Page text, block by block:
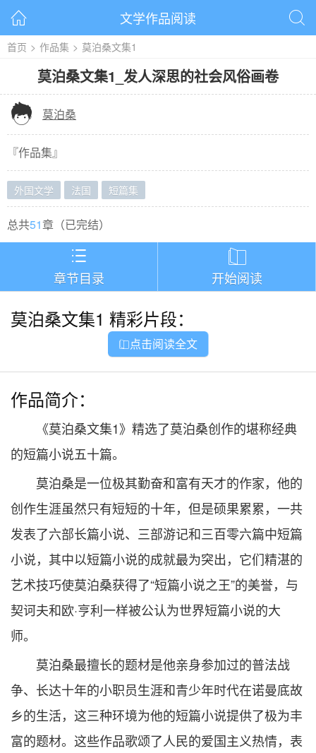
 文学作品阅读 
首页 > 作品集 > 莫泊桑文集1
莫泊桑文集1 发人深思的社会风俗画卷
 莫泊桑
『作品集』
外国文学 法国 短篇集
总共51章（已完结）

章节目录

开始阅读
莫泊桑文集1 精彩片段：
点击阅读全文
作品简介：
《莫泊桑文集1》精选了莫泊桑创作的堪称经典
的短篇小说五十篇。
莫泊桑是一位极其勤奋和富有天才的作家，他的
创作生涯虽然只有短短的十年，但是硕果累累，一共
发表了六部长篇小说、三部游记和三百零六篇中短篇
小说，其中以短篇小说的成就最为突出，它们精湛的
艺术技巧使莫泊桑获得了“短篇小说之王”的美誉，与
契诃夫和欧·亨利一样被公认为世界短篇小说的大
师。
莫泊桑最擅长的题材是他亲身参加过的普法战
争、长达十年的小职员生涯和青少年时代在诺曼底故
乡的生活，这三种环境为他的短篇小说提供了极为丰
富的题材。这些作品歌颂了人民的爱国主义热情，表